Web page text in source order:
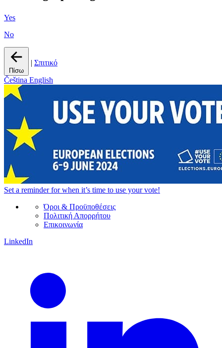
Yes
No
Πίσω
| Σπιτικό
Čeština English
Set a reminderfor when it’s time to use your vote!
Όροι & Προϋποθέσεις
Πολιτική Απορρήτου
Επικοινωνία
LinkedIn